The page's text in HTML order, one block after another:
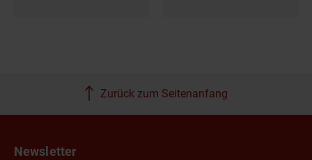
Zurück zum Seitenanfang
Newsletter